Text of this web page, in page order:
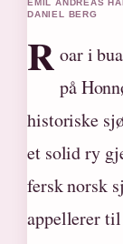
EMIL ANDREAS
DANIEL BERG
R oar i
på
historiske
et solid ry
fersk norsk
appellerer